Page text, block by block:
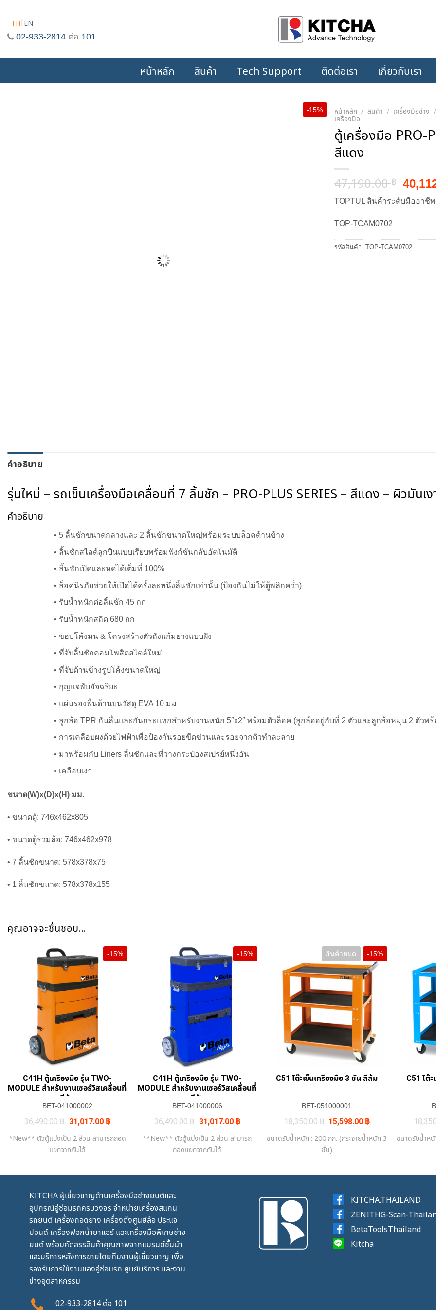
TH EN
02-933-2814 ต่อ 101
หน้าหลัก สินค้า Tech Support ติดต่อเรา เกี่ยวกับเรา
-15% หน้าหลัก / สินค้า / เครื่องมือช่าง /
เครื่องมือ
ตู้เครื่องมือ PRO-
สีแดง
47,190.00฿
price
was:
TOPTUL สินค้าระดับมืออาชี
TOP-TCAM0702
รหัสสินค้า: TOP-TCAM0702
คำอธิบาย
รุ่นใหม่ – รถเข็นเครื่องมือเคลื่อนที่ 7 ลิ้นชัก – PRO-PLUS SERIES – สีแดง – ผิวมันเง
คำอธิบาย
• 5 ลิ้นชักขนาดกลางและ 2 ลิ้นชักขนาดใหญ่พร้อมระบบล็อคด้านข้าง
• ลิ้นชักสไลด์ลูกปืนแบบเรียบพร้อมฟังก์ชันกลับอัตโนมัติ
• ลิ้นชักเปิดและหดได้เต็มที่ 100%
• ล็อคนิรภัยช่วยให้เปิดได้ครั้งละหนึ่งลิ้นชักเท่านั้น (ป้องกันไม่ให้ตู้พลิกคว่ำ)
• รับน้ำหนักต่อลิ้นชัก 45 กก
• รับน้ำหนักสถิต 680 กก
• ขอบโค้งมน & โครงสร้างตัวถังแก้มยางแบบฝัง
• ที่จับลิ้นชักคอมโพสิตสไตล์ใหม่
• ที่จับด้านข้างรูปโค้งขนาดใหญ่
• กุญแจพับอัจฉริยะ
• แผ่นรองพื้นด้านบนวัสดุ EVA 10 มม
• ลูกล้อ TPR กันลื่นและกันกระแทกสำหรับงานหนัก 5″x2″ พร้อมตัวล็อค (ลูกล้ออยู่กับที่ 2 ตัวและลูกล้อหมุน 2 ตัวพ
• การเคลือบผงด้วยไฟฟ้าเพื่อป้องกันรอยขีดข่วนและรอยจากตัวทำละลาย
• มาพร้อมกับ Liners ลิ้นชักและที่วางกระป๋องสเปรย์หนึ่งอัน
• เคลือบเงา
ขนาด(W)x(D)x(H) มม.
• ขนาดตู้: 746x462x805
• ขนาดตู้รวมล้อ: 746x462x978
• 7 ลิ้นชักขนาด: 578x378x75
• 1 ลิ้นชักขนาด: 578x378x155
คุณอาจจะชื่นชอบ…
-15%
+
C41H ตู้เครื่องมือ รุ่น TWO-
MODULE สำหรับงานเซอร์วิสเคลื่อนที่
สีส้ม
BET-041000002
36,490.00฿ Original
price
was:
36,490.00 ฿.
31,017.00 ฿Current
is:
31,017.00 ฿.
*New** ตัวตู้แบ่งเป็น 2 ส่วน สามารถถอด
แยกจากกันได้
-15%
+
C41H ตู้เครื่องมือ รุ่น TWO-
MODULE สำหรับงานเซอร์วิสเคลื่อนที่
สีฟ้า
BET-041000006
36,490.00฿ Original
price
was:
36,490.00 ฿.
31,017.00 ฿Current
is:
31,017.00 ฿.
**New** ตัวตู้แบ่งเป็น 2 ส่วน สามารถ
ถอดแยกจากกันได้
สินค้าหมด -15%
+
C51 โต๊ะเข็นเครื่องมือ 3 ชั้น สีส้ม
BET-051000001
18,350.00฿ Original
price
was:
18,350.00 ฿.
15,598.00 ฿Current
is:
15,598.00 ฿.
ขนาดรับน้ำหนัก : 200 กก. (กระจายน้ำหนัก 3
ชั้น)
C51 โต๊
ขนาดรับน้ำห
KITCHA ผู้เชี่ยวชาญด้านเครื่องมือช่างยนต์และ
อุปกรณ์อู่ซ่อมรถครบวงจร จำหน่ายเครื่องสแกน
รถยนต์ เครื่องถอดยาง เครื่องตั้งศูนย์ล้อ ประแจ
ปอนด์ เครื่องฟอกน้ำยาแอร์ และเครื่องมือพิเศษช่าง
ยนต์ พร้อมคัดสรรสินค้าคุณภาพจากแบรนด์ชั้นนำ
และบริการหลังการขายโดยทีมงานผู้เชี่ยวชาญ เพื่อ
รองรับการใช้งานของอู่ซ่อมรถ ศูนย์บริการ และงาน
ช่างอุตสาหกรรม
02-933-2814 ต่อ101
KITCHA.THAILAND
ZENITHG-Scan-
BetaToolsThailand
Kitcha